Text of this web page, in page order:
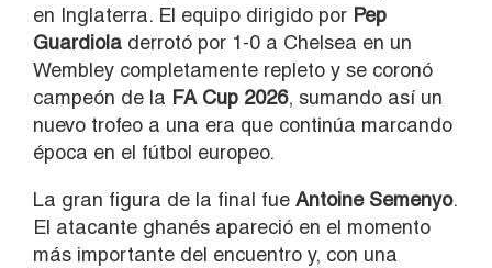
en Inglaterra. El equipo dirigido por Pep
Guardiola derrotó por 1-0 a Chelsea en un
Wembley completamente repleto y se coronó
campeón de la FA Cup 2026, sumando así un
nuevo trofeo a una era que continúa marcando
época en el fútbol europeo.
La gran figura de la final fue Antoine Semenyo.
El atacante ghanés apareció en el momento
más importante del encuentro y, con una